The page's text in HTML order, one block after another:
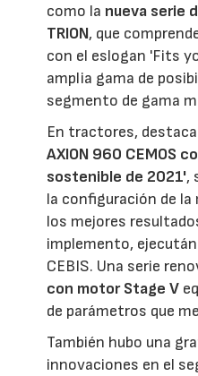
como la nueva serie
TRION, que
con el eslogan 'Fits
amplia gama de
segmento de gama
En tractores,
AXION 960 CEMOS
sostenible de 2021',
la configuración de
los mejores
implemento,
CEBIS. Una serie
con motor Stage V
de parámetros que
También hubo una
innovaciones en el